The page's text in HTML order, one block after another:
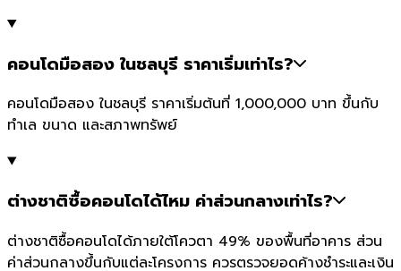
คอนโดมือสอง ในชลบุรี ราคาเริ่มเท่าไร?
คอนโดมือสอง ในชลบุรี ราคาเริ่มต้นที่ 1,000,000 บาท ขึ้นกับ
ทำเล ขนาด และสภาพทรัพย์
ต่างชาติซื้อคอนโดได้ไหม ค่าส่วนกลางเท่าไร?
ต่างชาติซื้อคอนโดได้ภายใต้โควตา 49% ของพื้นที่อาคาร ส่วน
ค่าส่วนกลางขึ้นกับแต่ละโครงการ ควรตรวจยอดค้างชำระและเงิน